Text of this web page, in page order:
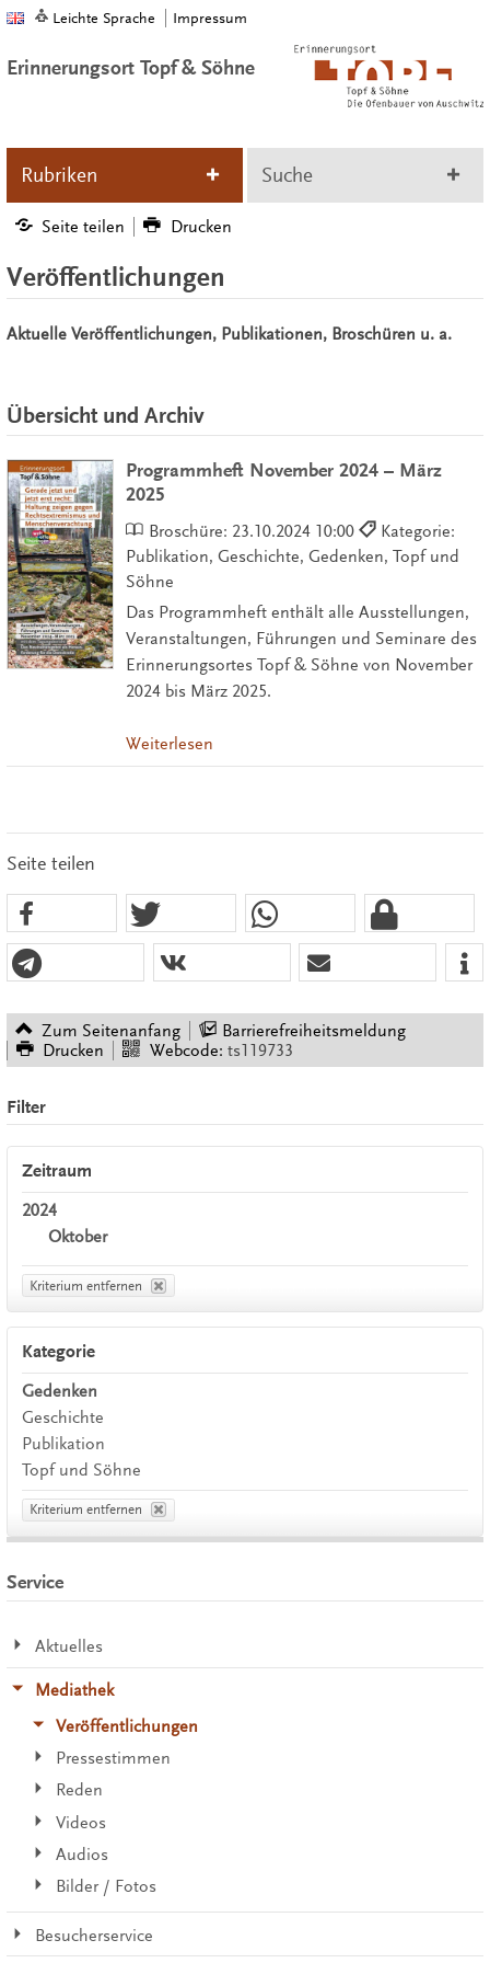
Leichte Sprache Impressum
Erinnerungsort Topf & Söhne
Rubriken Suche
Seite teilen Drucken
Veröffentlichungen
Aktuelle Veröffentlichungen, Publikationen, Broschüren u. a.
Übersicht und Archiv
Programmheft November 2024 – März
2025
Broschüre: 23.10.2024 10:00
Kategorie:
Publikation, Geschichte, Gedenken, Topf und
Söhne
Das Programmheft enthält alle Ausstellungen,
Veranstaltungen, Führungen und Seminare des
Erinnerungsortes Topf & Söhne von November
2024 bis März 2025.
Weiterlesen
Seite teilen
Zum Seitenanfang
Barrierefreiheitsmeldung
Drucken
Webcode: ts119733
Filter
Zeitraum
2024
Oktober
Kriterium entfernen
Kategorie
Gedenken
Geschichte
Publikation
Topf und Söhne
Kriterium entfernen
Service
Aktuelles
Mediathek
Veröffentlichungen
Pressestimmen
Reden
Videos
Audios
Bilder / Fotos
Besucherservice